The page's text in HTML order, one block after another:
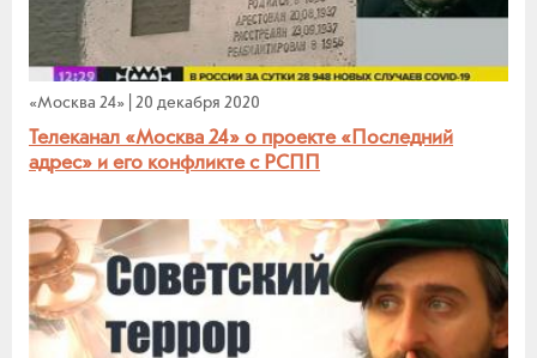
«Москва 24» 20 декабря 2020
Телеканал «Москва 24» о проекте «Последний
адрес» и его конфликте с РСПП